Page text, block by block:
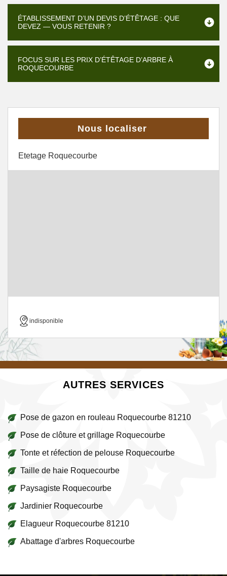
ÉTABLISSEMENT D’UN DEVIS D’ÉTÊTAGE : QUE
DEVEZ — VOUS RETENIR ?
FOCUS SUR LES PRIX D’ÉTÊTAGE D’ARBRE À
ROQUECOURBE
Nous localiser
Etetage Roquecourbe
indisponible
AUTRES SERVICES
Pose de gazon en rouleau Roquecourbe 81210
Pose de clôture et grillage Roquecourbe
Tonte et réfection de pelouse Roquecourbe
Taille de haie Roquecourbe
Paysagiste Roquecourbe
Jardinier Roquecourbe
Elagueur Roquecourbe 81210
Abattage d'arbres Roquecourbe